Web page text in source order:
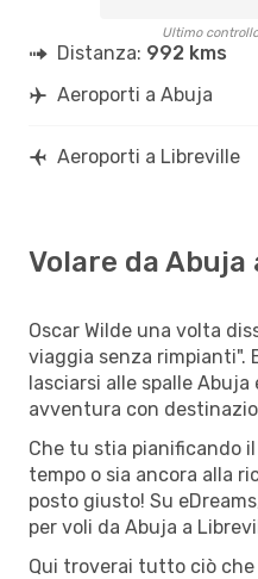
Ultimo
Distanza: 992 kms
Aeroporti a Abuja
Aeroporti a Libreville
Volare da
Oscar Wilde una volta
viaggia senza rimpianti".
lasciarsi alle spalle
avventura con
Che tu stia pianificando
tempo o sia ancora alla
posto giusto! Su
per voli da Abuja a
Qui troverai tutto ciò che